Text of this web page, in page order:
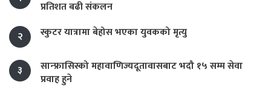
प्रतिशत बढी संकलन
२
स्कुटर यात्रामा बेहोस भएका युवकको मृत्यु
३
सान्फ्रासिस्को महावाणिज्यदूतावासबाट भदौ १५ सम्म सेवा
प्रवाह हुने